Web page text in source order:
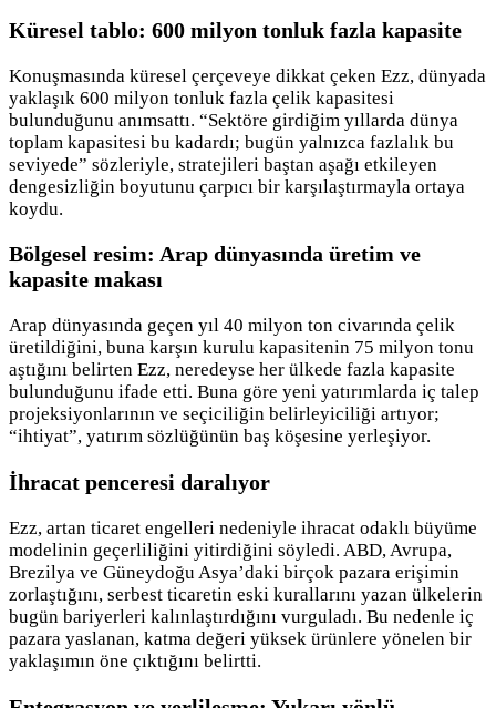
Küresel tablo: 600 milyon tonluk fazla kapasite
Konuşmasında küresel çerçeveye dikkat çeken Ezz, dünyada
yaklaşık 600 milyon tonluk fazla çelik kapasitesi
bulunduğunu anımsattı. “Sektöre girdiğim yıllarda dünya
toplam kapasitesi bu kadardı; bugün yalnızca fazlalık bu
seviyede” sözleriyle, stratejileri baştan aşağı etkileyen
dengesizliğin boyutunu çarpıcı bir karşılaştırmayla ortaya
koydu.
Bölgesel resim: Arap dünyasında üretim ve
kapasite makası
Arap dünyasında geçen yıl 40 milyon ton civarında çelik
üretildiğini, buna karşın kurulu kapasitenin 75 milyon tonu
aştığını belirten Ezz, neredeyse her ülkede fazla kapasite
bulunduğunu ifade etti. Buna göre yeni yatırımlarda iç talep
projeksiyonlarının ve seçiciliğin belirleyiciliği artıyor;
“ihtiyat”, yatırım sözlüğünün baş köşesine yerleşiyor.
İhracat penceresi daralıyor
Ezz, artan ticaret engelleri nedeniyle ihracat odaklı büyüme
modelinin geçerliliğini yitirdiğini söyledi. ABD, Avrupa,
Brezilya ve Güneydoğu Asya’daki birçok pazara erişimin
zorlaştığını, serbest ticaretin eski kurallarını yazan ülkelerin
bugün bariyerleri kalınlaştırdığını vurguladı. Bu nedenle iç
pazara yaslanan, katma değeri yüksek ürünlere yönelen bir
yaklaşımın öne çıktığını belirtti.